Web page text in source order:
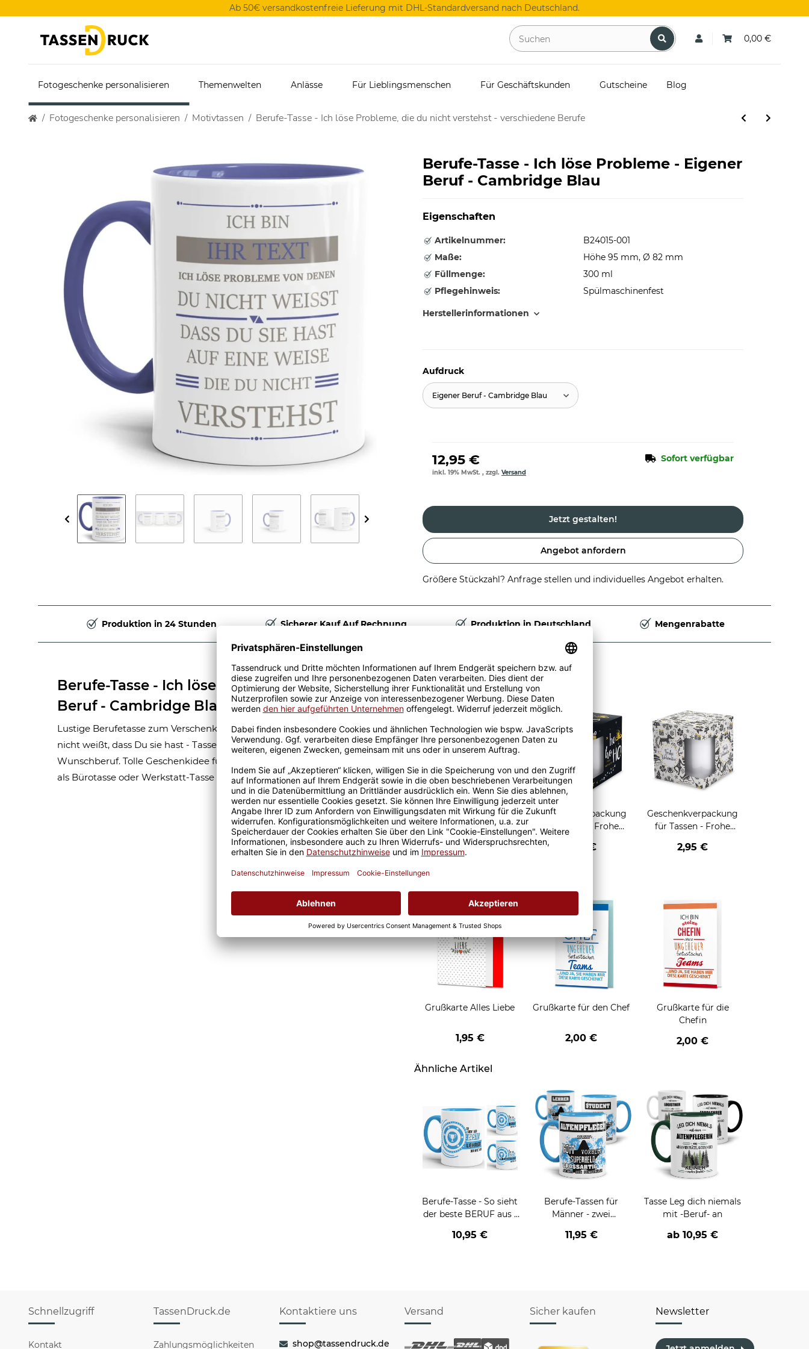
Ab 50€ versandkostenfreie Lieferung mit DHL-Standardversand nach Deutschland.
0,00 €
Fotogeschenke personalisieren Themenwelten Anlässe Für Lieblingsmenschen Für Geschäftskunden Gutscheine Blog
Fotogeschenke personalisieren Motivtassen Berufe-Tasse - Ich löse Probleme, die du nicht verstehst - verschiedene Berufe
Berufe-Tasse - Ich löse Probleme - Eigener
Beruf - Cambridge Blau
Eigenschaften
Artikelnummer:
B24015-001
Maße:
Höhe 95 mm, Ø 82 mm
Füllmenge:
300 ml
Pflegehinweis:
Spülmaschinenfest
Herstellerinformationen
Aufdruck
Eigener Beruf - Cambridge Blau
12,95 € Sofort verfügbar
inkl. 19% MwSt. , zzgl. Versand
Jetzt gestalten!
Angebot anfordern
Größere Stückzahl? Anfrage stellen und individuelles Angebot erhalten.
Produktion in 24 Stunden Sicherer Kauf Auf Rechnung Produktion in Deutschland Mengenrabatte
Berufe-Tasse - Ich löse Probleme - Eigener
Beruf - Cambridge Blau
Lustige Berufetasse zum Verschenken - Ich löse Probleme, von denen Du
nicht weißt, dass Du sie hast - Tasse zum selbst Gestalten mit eigenem
Wunschberuf. Tolle Geschenkidee für Freunde und Kollegen. Perfekt auch
als Bürotasse oder Werkstatt-Tasse für den täglichen Kaffeegenuss.
Passende Verpackungen
Geschenkverpackung
für Tassen - Frohe
Weihnachten - HO HO
HO - rot
2,95 €
Geschenkverpackung
für Tassen - Frohe
Weihnachten - HO HO
HO - schwarz
2,95 €
Geschenkverpackung
für Tassen - Frohe
2,95 €
Grußkarten zum Verschenken
Grußkarte Alles Liebe
1,95 €
Grußkarte für den Chef
2,00 €
Grußkarte für die
Chefin
2,00 €
Ähnliche Artikel
Berufe-Tasse - So sieht
der beste BERUF aus -
Männer - Hellblau
10,95 €
Berufe-Tassen für
Männer - zwei
11,95 €
Tasse Leg dich niemals
mit -Beruf- an
ab10,95 €
Schnellzugriff
Kontakt
TassenDruck.de
Zahlungsmöglichkeiten
Kontaktiere uns
shop@tassendruck.de
Versand Sicher kaufen Newsletter